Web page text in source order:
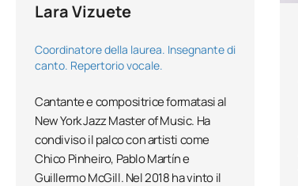
Lara Vizuete
Coordinatore della laurea. Insegnante di
canto. Repertorio vocale.
Cantante e compositrice formatasi al
New York Jazz Master of Music. Ha
condiviso il palco con artisti come
Chico Pinheiro, Pablo Martín e
Guillermo McGill. Nel 2018 ha vinto il